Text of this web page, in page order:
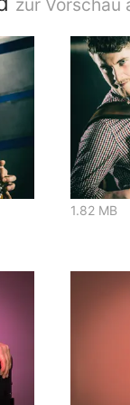
zur Vorschau
1.82 MB